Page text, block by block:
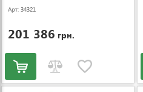
Арт: 34321
201 386 грн.